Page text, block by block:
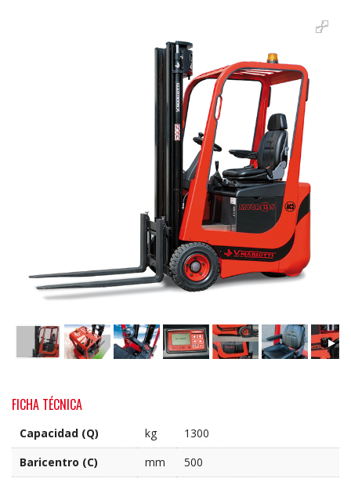
FICHA TÉCNICA
Capacidad (Q) kg
1300
Baricentro (C)
mm
500